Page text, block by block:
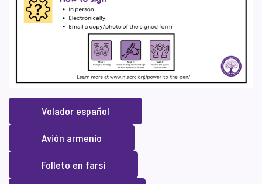
Volador español
Avión armenio
Folleto en farsi